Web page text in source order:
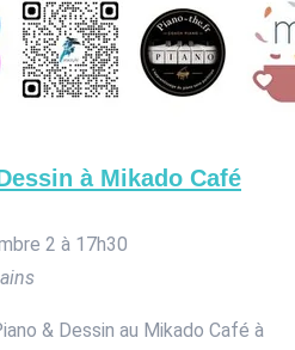
à Mikado Café
2 à 17h30
& Dessin au Mikado Café à